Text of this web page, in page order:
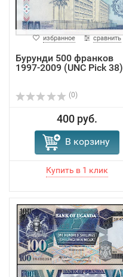
избранное сравнить
Бурунди 500 франков
1997-2009 (UNC Pick 38)
(0)
400 руб.
В корзину